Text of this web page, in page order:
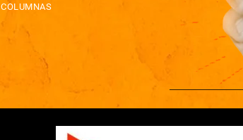
COLUMNAS